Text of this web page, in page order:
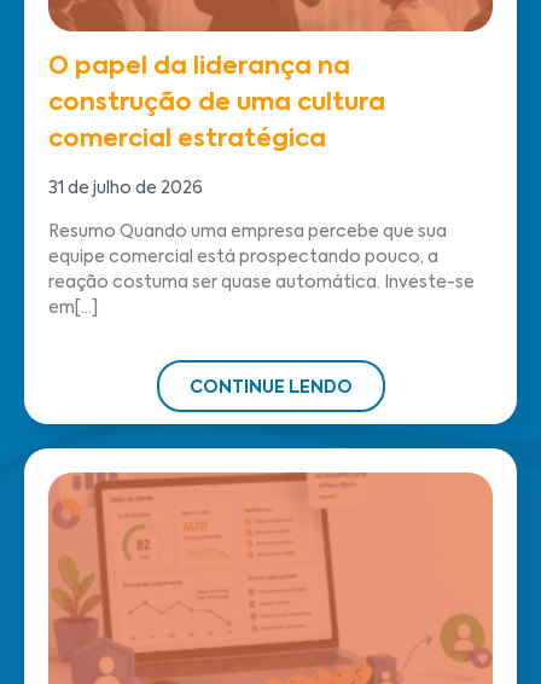
O papel da liderança na
construção de uma cultura
comercial estratégica
31 de julho de 2026
Resumo Quando uma empresa percebe que sua
equipe comercial está prospectando pouco, a
reação costuma ser quase automática. Investe-se
em[...]
CONTINUE LENDO